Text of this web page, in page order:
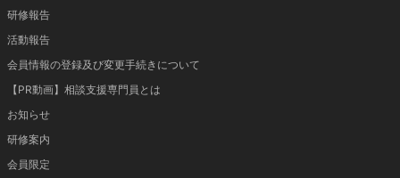
研修報告
活動報告
会員情報の登録及び変更手続きについて
【PR動画】相談支援専門員とは
お知らせ
研修案内
会員限定